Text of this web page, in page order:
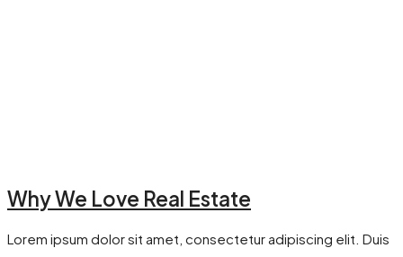
Why We Love Real Estate
Lorem ipsum dolor sit amet, consectetur adipiscing elit. Duis